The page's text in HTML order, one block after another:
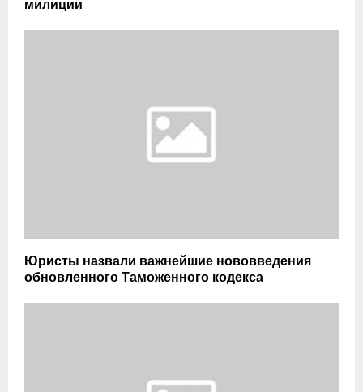
милиции
Юристы назвали важнейшие нововведения
обновленного Таможенного кодекса